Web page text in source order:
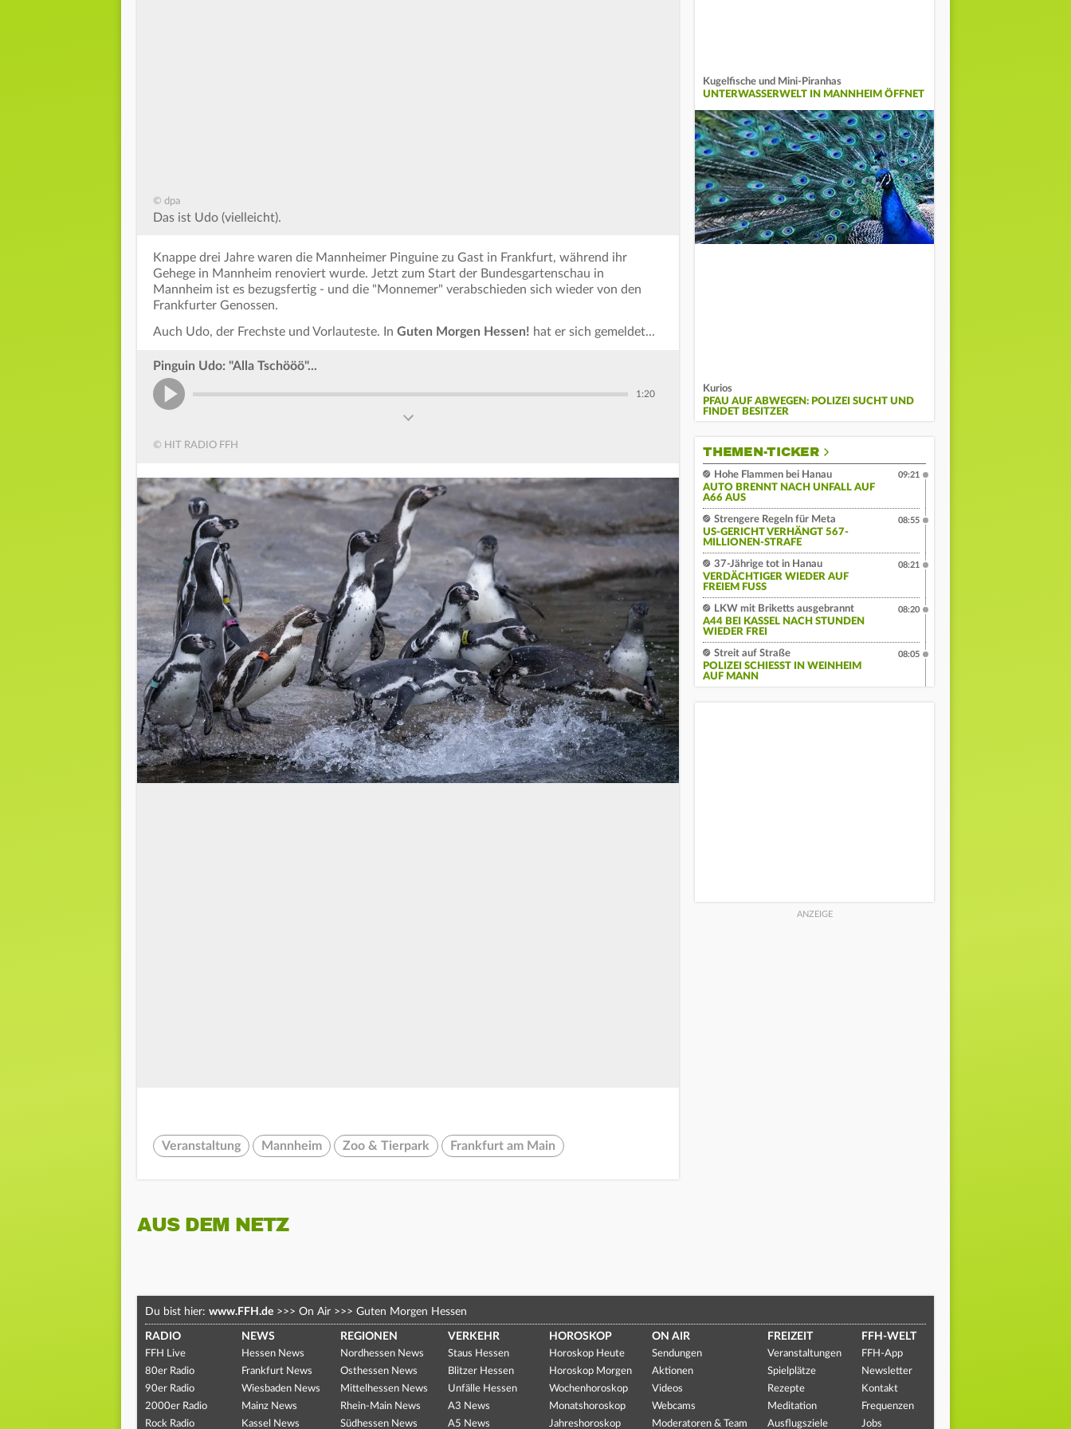
© dpa
Das ist Udo (vielleicht).
Knappe drei Jahre waren die Mannheimer Pinguine zu Gast in Frankfurt, während ihr
Gehege in Mannheim renoviert wurde. Jetzt zum Start der Bundesgartenschau in
Mannheim ist es bezugsfertig - und die "Monnemer" verabschieden sich wieder von den
Frankfurter Genossen.
Auch Udo, der Frechste und Vorlauteste. In Guten Morgen Hessen! hat er sich gemeldet...
Pinguin Udo: "Alla Tschööö"...
1:20
© HIT RADIO FFH
Veranstaltung Mannheim Zoo & Tierpark Frankfurt am Main
Kugelfische und Mini-Piranhas
UNTERWASSERWELT IN MANNHEIM ÖFFNET
Kurios
PFAU AUF ABWEGEN: POLIZEI SUCHT UND
FINDET BESITZER
THEMEN-TICKER
Hohe Flammen bei Hanau
AUTO BRENNT NACH UNFALL AUF
A66 AUS
09:21
Strengere Regeln für Meta
US-GERICHT VERHÄNGT 567-
MILLIONEN-STRAFE
08:55
37-Jährige tot in Hanau
VERDÄCHTIGER WIEDER AUF
FREIEM FUSS
08:21
LKW mit Briketts ausgebrannt
A44 BEI KASSEL NACH STUNDEN
WIEDER FREI
08:20
Streit auf Straße
POLIZEI SCHIESST IN WEINHEIM A
UF MANN
08:05
AUS DEM NETZ
Du bist hier: www.FFH.de >>> On Air >>> Guten Morgen Hessen
RADIO
FFH Live
80er Radio
90er Radio
2000er Radio
Rock Radio
NEWS
Hessen News
Frankfurt News
Wiesbaden News
Mainz News
Kassel News
REGIONEN
Nordhessen News
Osthessen News
Mittelhessen News
Rhein-Main News
Südhessen News
VERKEHR
Staus Hessen
Blitzer Hessen
Unfälle Hessen
A3 News
A5 News
HOROSKOP
Horoskop Heute
Horoskop Morgen
Wochenhoroskop
Monatshoroskop
Jahreshoroskop
ON AIR
Sendungen
Aktionen
Videos
Webcams
Moderatoren & Team
FREIZEIT
Veranstaltungen
Spielplätze
Rezepte
Meditation
Ausflugsziele
FFH-WELT
FFH-App
Newsletter
Kontakt
Frequenzen
Jobs